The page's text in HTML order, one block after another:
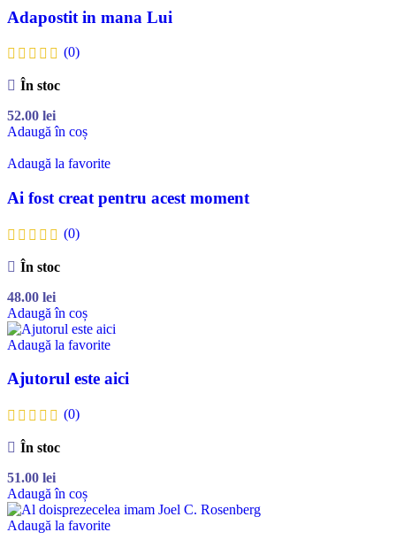
Adapostit in mana Lui
(0)
În stoc
52.00 lei
Adaugă în coș
Adaugă la favorite
Ai fost creat pentru acest moment
(0)
În stoc
48.00 lei
Adaugă în coș
Adaugă la favorite
Ajutorul este aici
(0)
În stoc
51.00 lei
Adaugă în coș
Adaugă la favorite